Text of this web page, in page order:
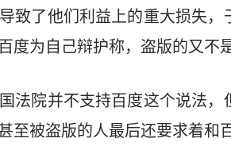
致了他们利益上的重大损失
度为自己辩护称，盗版的又不
法院并不支持百度这个说法
至被盗版的人最后还要求着和